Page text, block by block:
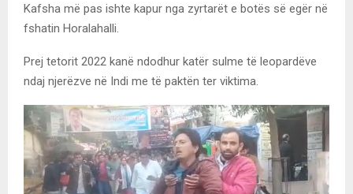
Kafsha më pas ishte kapur nga zyrtarët e botës së egër në
fshatin Horalahalli.
Prej tetorit 2022 kanë ndodhur katër sulme të leopardëve
ndaj njerëzve në Indi me të paktën ter viktima.